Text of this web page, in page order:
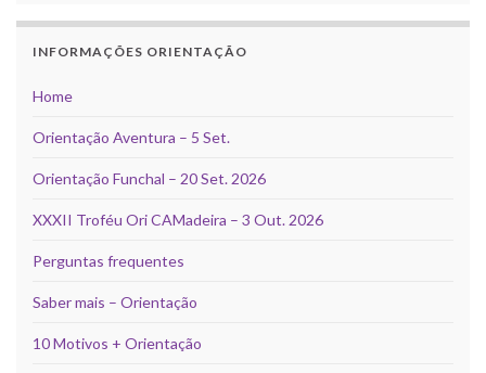
INFORMAÇÕES ORIENTAÇÃO
Home
Orientação Aventura – 5 Set.
Orientação Funchal – 20 Set. 2026
XXXII Troféu Ori CAMadeira – 3 Out. 2026
Perguntas frequentes
Saber mais – Orientação
10 Motivos + Orientação